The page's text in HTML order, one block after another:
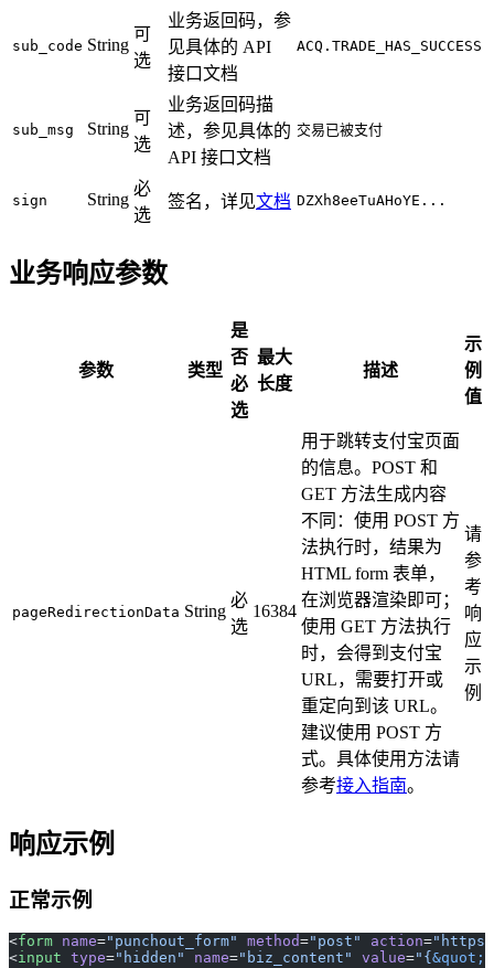
sub_code String
可
选
业务返回码，参
见具体的 API
接口文档
ACQ.TRADE_HAS_SUCCESS
sub_msg String
可
选
业务返回码描
述，参见具体的
API 接口文档
交易已被支付
sign String
必
选
签名，详见文档 DZXh8eeTuAHoYE...
业务响应参数
参数 类型
是
否
必
选
最大
长度
描述
示
例
值
pageRedirectionData String
必
选
16384
用于跳转支付宝页面
的信息。POST 和
GET 方法生成内容
不同：使用 POST 方
法执行时，结果为
HTML form 表单，
在浏览器渲染即可；
使用 GET 方法执行
时，会得到支付宝
URL，需要打开或
重定向到该 URL。
建议使用 POST 方
式。具体使用方法请
参考接入指南。
请
参
考
响
应
示
例
响应示例
正常示例
<form name="punchout_form" method="post" action=
<input type="hidden" name="biz_content" value="{ &quot;